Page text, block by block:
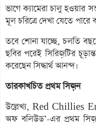
ভাগে ক্যামেরা চালু হওয়ার
মূল চরিত্রে দেখা যেতে পারে
তবে শোনা যাচ্ছে, চলতি
ছবির পরেই সিরিজ়টির
করেছেন সিদ্ধার্থ আনন্দ।
তারকাখচিত প্রথম সিজ়ন
উল্লেখ্য, Red Chillies
অফ বলিউড’-এর প্রথম